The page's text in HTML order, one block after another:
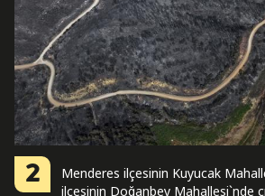
2
Menderes ilçesinin Kuyucak
ilçesinin Doğanbey Mahallesi`nde